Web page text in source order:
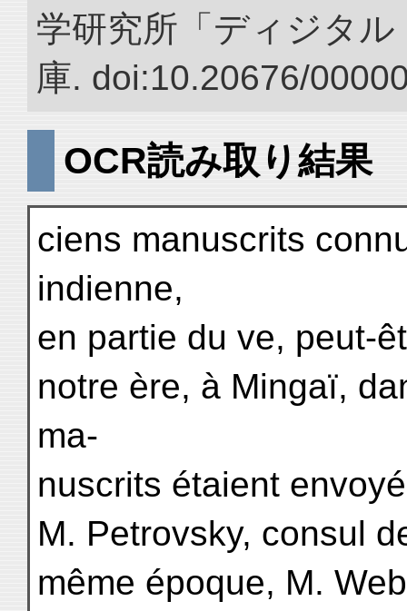
学研究所「ディジタ
庫. doi:10.20676/
OCR読み取り結果
ciens manuscrits
indienne,
en partie du ve, peut-
notre ère, à Mingaï,
ma-
nuscrits étaient
M. Petrovsky, consul
même époque, M.